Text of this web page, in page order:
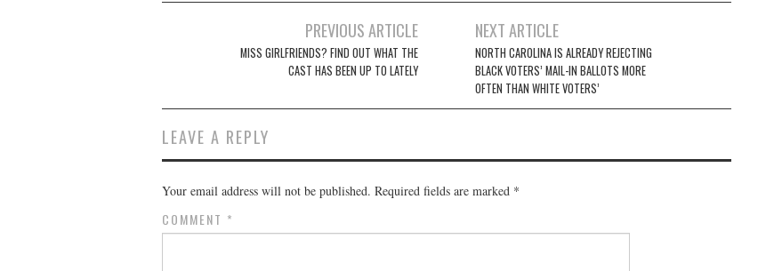
navigation
PREVIOUS ARTICLE
MISS GIRLFRIENDS? FIND OUT WHAT THE
CAST HAS BEEN UP TO LATELY
NEXT ARTICLE
NORTH CAROLINA IS ALREADY REJECTING
BLACK VOTERS’ MAIL-IN BALLOTS MORE
OFTEN THAN WHITE VOTERS’
LEAVE A REPLY
Your email address will not be published. Required fields are marked *
COMMENT *